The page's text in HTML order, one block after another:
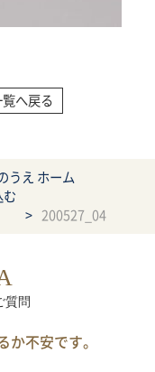
へ戻る
うえ ホーム
200527_04
質問
か不安です。